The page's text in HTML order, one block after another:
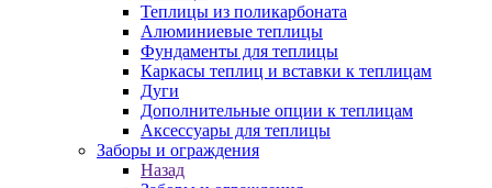
Теплицы из поликарбоната
Алюминиевые теплицы
Фундаменты для теплицы
Каркасы теплиц и вставки к теплицам
Дуги
Дополнительные опции к теплицам
Аксессуары для теплицы
Заборы и ограждения
Назад